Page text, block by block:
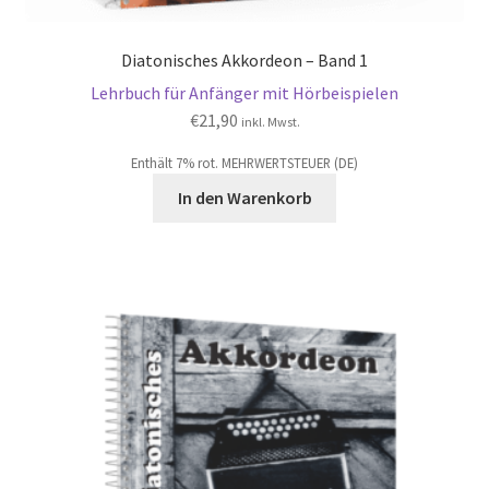
Diatonisches Akkordeon – Band 1
Lehrbuch für Anfänger mit Hörbeispielen
€21,90 inkl. Mwst.
Enthält 7% rot. MEHRWERTSTEUER (DE)
In den Warenkorb